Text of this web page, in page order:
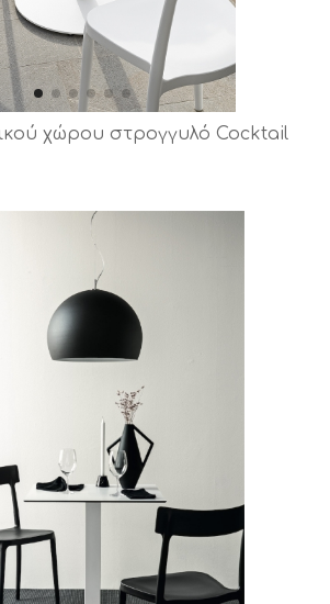
χώρου στρογγυλό Cocktail